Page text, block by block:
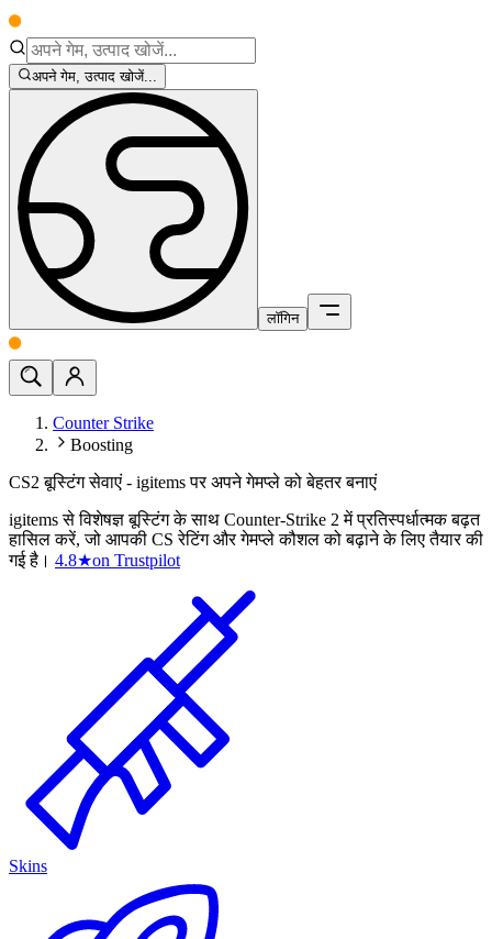
अपने गेम, उत्पाद खोजें...
लॉगिन
Counter Strike
Boosting
CS2 बूस्टिंग सेवाएं - igitems पर अपने गेमप्ले को बेहतर बनाएं
igitems से विशेषज्ञ बूस्टिंग के साथ Counter-Strike 2 में प्रतिस्पर्धात्मक बढ़त
हासिल करें, जो आपकी CS रेटिंग और गेमप्ले कौशल को बढ़ाने के लिए तैयार की
गई है। 4.8★on Trustpilot
Skins